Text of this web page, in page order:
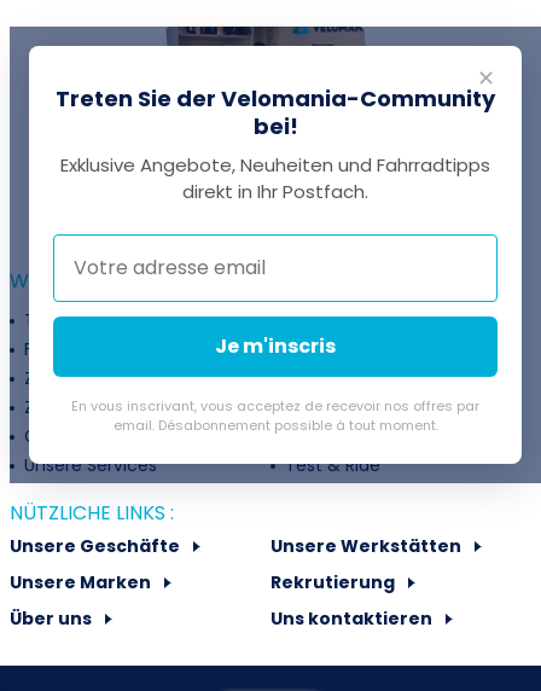
EINE FRAGE?
WEITERFÜHRENDE INFORMATIONEN :
Treueprogramm
Unternehmen
Finanzierung
Treueprogramm
Zahlungsflexibilität
Fahrradanpassung
Zuschüsse
Rückgaberichtlinie
Gutschein
Velovermietung
Unsere Services
Test & Ride
NÜTZLICHE LINKS :
Unsere Geschäfte
Unsere Werkstätten
Unsere Marken
Rekrutierung
Über uns
Uns kontaktieren
✕
Treten Sie der Velomania-Community
bei!
Exklusive Angebote, Neuheiten und Fahrradtipps
direkt in Ihr Postfach.
Je m'inscris
En vous inscrivant, vous acceptez de recevoir nos offres par
email. Désabonnement possible à tout moment.